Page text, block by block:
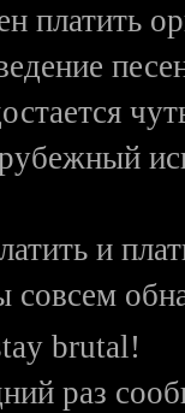
платить
и
совсем
brutal!
раз